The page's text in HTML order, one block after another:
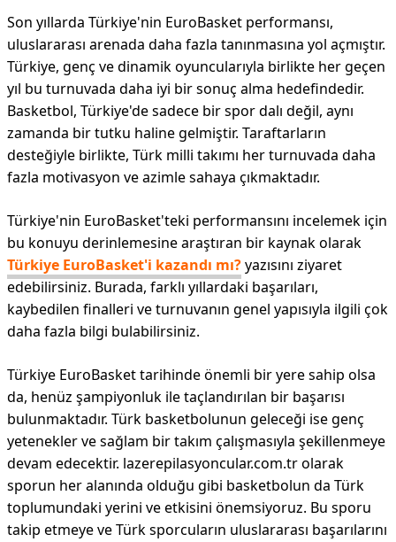
Son yıllarda Türkiye'nin EuroBasket performansı,
uluslararası arenada daha fazla tanınmasına yol açmıştır.
Türkiye, genç ve dinamik oyuncularıyla birlikte her geçen
yıl bu turnuvada daha iyi bir sonuç alma hedefindedir.
Basketbol, Türkiye'de sadece bir spor dalı değil, aynı
zamanda bir tutku haline gelmiştir. Taraftarların
desteğiyle birlikte, Türk milli takımı her turnuvada daha
fazla motivasyon ve azimle sahaya çıkmaktadır.
Türkiye'nin EuroBasket'teki performansını incelemek için
bu konuyu derinlemesine araştıran bir kaynak olarak
Türkiye EuroBasket'i kazandı mı?yazısını ziyaret
edebilirsiniz. Burada, farklı yıllardaki başarıları,
kaybedilen finalleri ve turnuvanın genel yapısıyla ilgili çok
daha fazla bilgi bulabilirsiniz.
Türkiye EuroBasket tarihinde önemli bir yere sahip olsa
da, henüz şampiyonluk ile taçlandırılan bir başarısı
bulunmaktadır. Türk basketbolunun geleceği ise genç
yetenekler ve sağlam bir takım çalışmasıyla şekillenmeye
devam edecektir. lazerepilasyoncular.com.tr olarak
sporun her alanında olduğu gibi basketbolun da Türk
toplumundaki yerini ve etkisini önemsiyoruz. Bu sporu
takip etmeye ve Türk sporcuların uluslararası başarılarını